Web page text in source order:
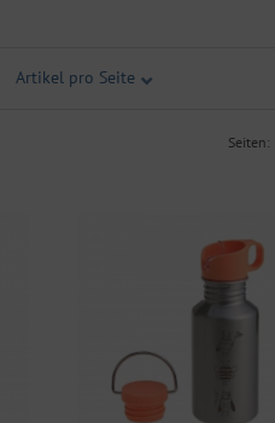
Artikel pro Seite
Seiten: